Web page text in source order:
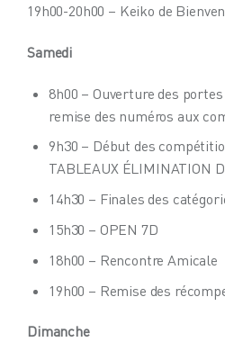
19h00-20h00 – Keiko de
Samedi
8h00 – Ouverture des
remise des numéros aux
9h30 – Début des
TABLEAUX ÉLIMINATION
14h30 – Finales des
15h30 – OPEN 7D
18h00 – Rencontre Amicale
19h00 – Remise des
Dimanche